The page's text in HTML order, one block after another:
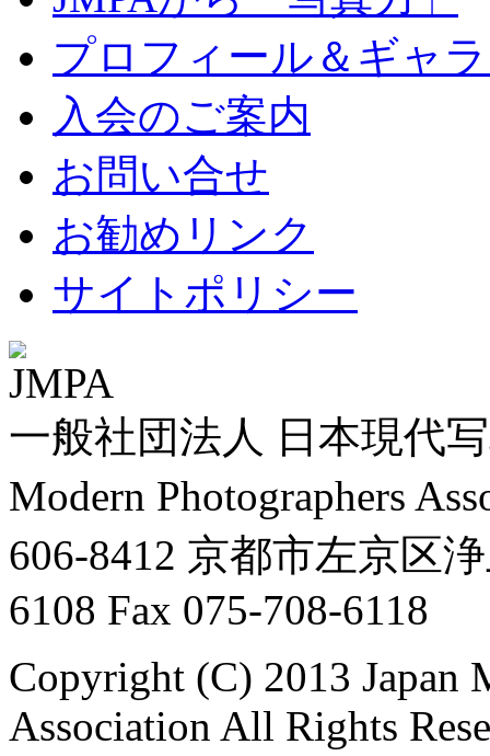
プロフィール＆ギャ
入会のご案内
お問い合せ
お勧めリンク
サイトポリシー
一般社団法人 日本現代
Modern Photographers
606-8412 京都市左京区
6108 Fax 075-708-6118
Copyright (C) 2013 Japan
Association All Rights